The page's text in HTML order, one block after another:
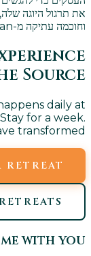
את תרגול היוגה
וחוכמה עתיקה מ-Eagle's Nest Atitlan.
Source?
daily at
for a week.
transformed.
RETREAT
with you